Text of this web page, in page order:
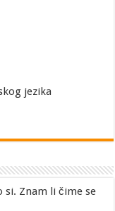
jezika
si. Znam li čime se